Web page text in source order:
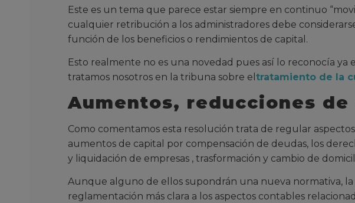
Este es un tema que parece estar siempre en continuo
cualquier retribución a los administradores debe
función de los beneficios o rendimientos de capital.
Esto realmente no es una novedad pues así lo reconocía ya
tratamos nosotros en la tribuna sobre el tratamiento de la
Aumentos, reducciones
Como comentamos esta resolución trata de regular
aumentos de capital por compensación de deudas, los
y liquidación de empresas , trasformación y cambio de
Aunque alguno de ellos supondrán una nueva normativa,
reglamentación más clara a los aspectos contables